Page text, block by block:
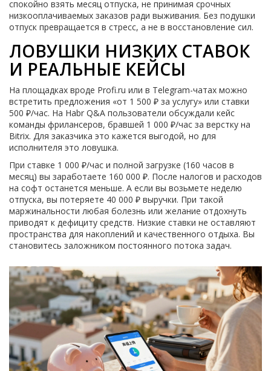
спокойно взять месяц отпуска, не принимая срочных
низкооплачиваемых заказов ради выживания. Без подушки
отпуск превращается в стресс, а не в восстановление сил.
ЛОВУШКИ НИЗКИХ СТАВОК
И РЕАЛЬНЫЕ КЕЙСЫ
На площадках вроде Profi.ru или в Telegram-чатах можно
встретить предложения «от 1 500 ₽ за услугу» или ставки
500 ₽/час. На Habr Q&A пользователи обсуждали кейс
команды фрилансеров, бравшей 1 000 ₽/час за верстку на
Bitrix. Для заказчика это кажется выгодой, но для
исполнителя это ловушка.
При ставке 1 000 ₽/час и полной загрузке (160 часов в
месяц) вы заработаете 160 000 ₽. После налогов и расходов
на софт останется меньше. А если вы возьмете неделю
отпуска, вы потеряете 40 000 ₽ выручки. При такой
маржинальности любая болезнь или желание отдохнуть
приводят к дефициту средств. Низкие ставки не оставляют
пространства для накоплений и качественного отдыха. Вы
становитесь заложником постоянного потока задач.